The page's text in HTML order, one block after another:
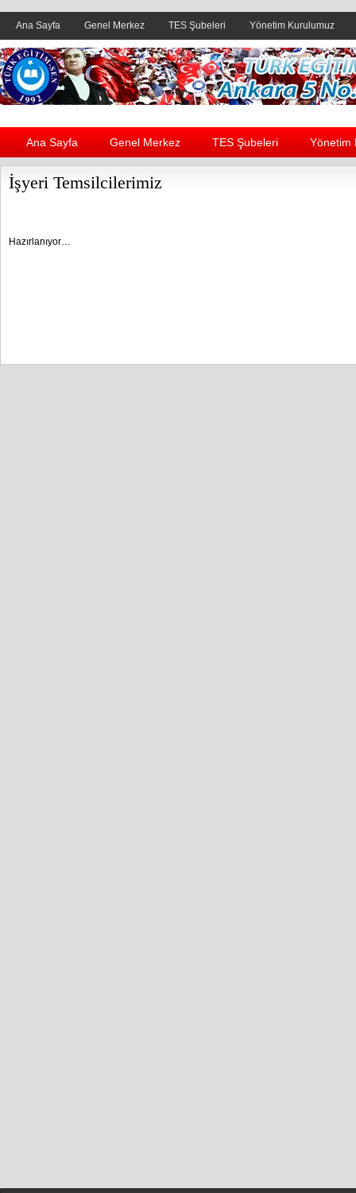
Ana Sayfa Genel Merkez TES Şubeleri Yönetim Kurulumuz
Header yanı reklam alanı
Ana Sayfa Genel Merkez TES Şubeleri Yönetim
İşyeri Temsilcilerimiz
Hazırlanıyor…